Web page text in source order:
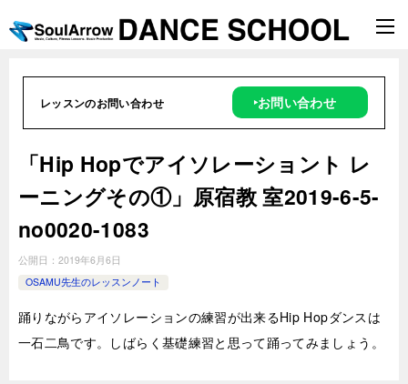
レッスンのお問い合わせ ‣お問い合わせ
「Hip Hopでアイソレーショント レ
ーニングその①」原宿教 室2019-6-5-
no0020-1083
公開日： 2019年6月6日
OSAMU先生のレッスンノート
踊りながらアイソレーションの練習が出来るHip Hopダンスは
一石二鳥です。しばらく基礎練習と思って踊ってみましょう。